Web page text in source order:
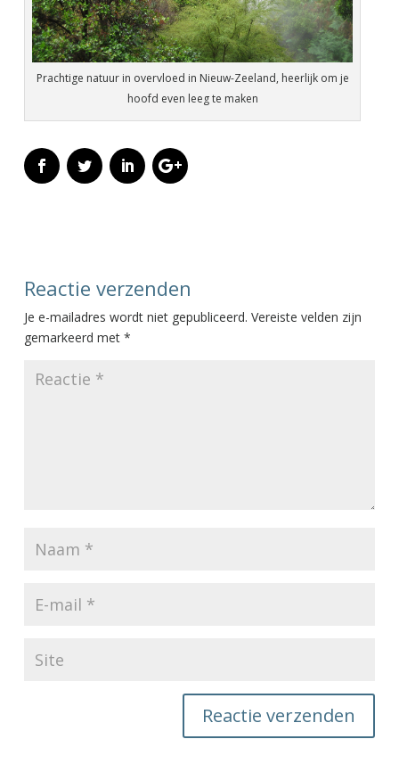
Prachtige natuur in overvloed in Nieuw-Zeeland, heerlijk om je
hoofd even leeg te maken
Reactie verzenden
Je e-mailadres wordt niet gepubliceerd. Vereiste velden zijn
gemarkeerd met *